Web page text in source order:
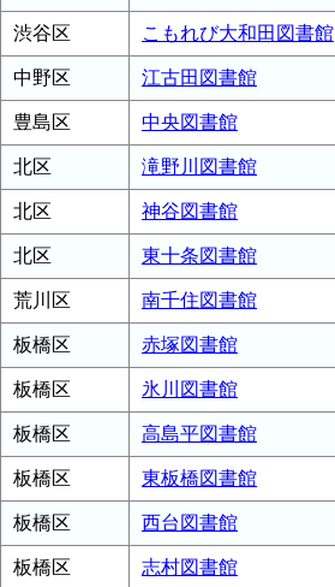
渋谷区 こもれび大和田図書館
中野区 江古田図書館
豊島区 中央図書館
北区 滝野川図書館
北区 神谷図書館
北区 東十条図書館
荒川区 南千住図書館
板橋区 赤塚図書館
板橋区 氷川図書館
板橋区 高島平図書館
板橋区 東板橋図書館
板橋区 西台図書館
板橋区 志村図書館